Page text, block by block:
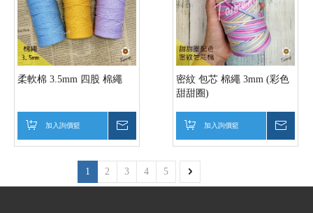
柔軟棉 3.5mm 四股 棉繩
加入詢價籃
密紋 包芯 棉繩 3mm (彩色
甜甜圈)
加入詢價籃
1 2 3 4 5